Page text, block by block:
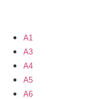
A1
A3
A4
A5
A6